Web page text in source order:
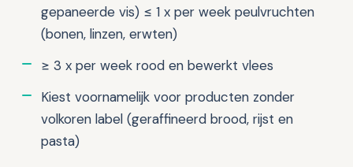
gepaneerde vis) ≤ 1 x per week peulvruchten
(bonen, linzen, erwten)
≥ 3 x per week rood en bewerkt vlees
Kiest voornamelijk voor producten zonder
volkoren label (geraffineerd brood, rijst en
pasta)